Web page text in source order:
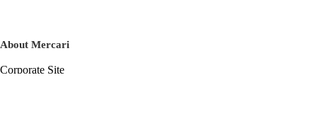
About Mercari
Corporate Site